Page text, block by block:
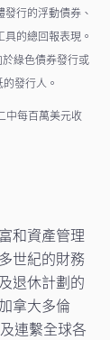
行的浮動債券、
的總回報表現。
綠色債券發行或
發行人。
中每百萬美元收
和資產管理
世紀的財務
退休計劃的
拿大多倫
連繫全球各